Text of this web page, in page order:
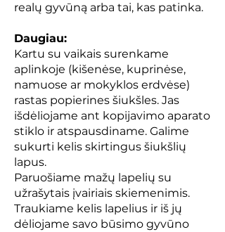
realų gyvūną arba tai, kas patinka.
Daugiau:
Kartu su vaikais surenkame
aplinkoje (kišenėse, kuprinėse,
namuose ar mokyklos erdvėse)
rastas popierines šiukšles. Jas
išdėliojame ant kopijavimo aparato
stiklo ir atspausdiname. Galime
sukurti kelis skirtingus šiukšlių
lapus.
Paruošiame mažų lapelių su
užrašytais įvairiais skiemenimis.
Traukiame kelis lapelius ir iš jų
dėliojame savo būsimo gyvūno